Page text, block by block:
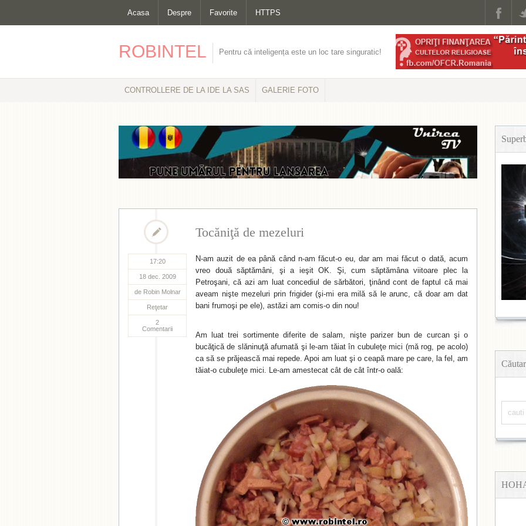
Acasa Despre Favorite HTTPS
ROBINTEL Pentru că inteligența este un loc tare singuratic!
CONTROLLERE DE LA IDE LA SAS GALERIE FOTO
17:20
18 dec. 2009
de Robin Molnar
Reţetar
2
Comentarii
Tocăniţă de mezeluri
N-am auzit de ea până când n-am făcut-o eu, dar am mai făcut o dată, acum
vreo două săptămâni, şi a ieşit OK. Şi, cum săptămâna viitoare plec la
Petroşani, că azi am luat concediul de sărbători, ţinând cont de faptul că mai
aveam nişte mezeluri prin frigider (şi-mi era milă să le arunc, că doar am dat
bani frumoşi pe ele), astăzi am comis-o din nou!
Am luat trei sortimente diferite de salam, nişte parizer bun de curcan şi o
bucăţică de slăninuţă afumată şi le-am tăiat în cubuleţe mici (mă rog, pe acolo)
ca să se prăjească mai repede. Apoi am luat şi o ceapă mare pe care, la fel, am
tăiat-o cubuleţe mici. Le-am amestecat cât de cât într-o oală: